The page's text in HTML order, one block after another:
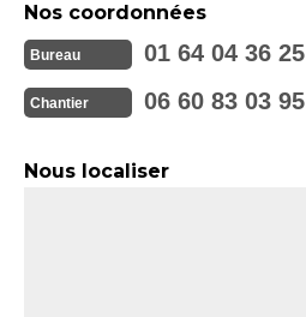
Nos coordonnées
Bureau 01 64 04 36 25
Chantier 06 60 83 03 95
Nous localiser